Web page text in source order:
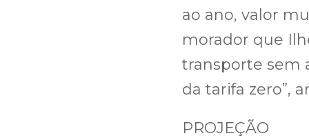
ao ano, valor
morador que
transporte sem
da tarifa zero”,
PROJEÇÃO